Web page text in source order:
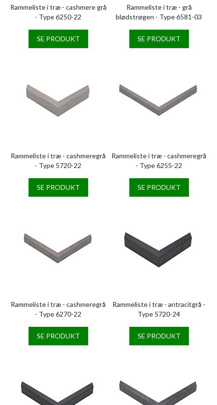
Rammeliste i træ - cashmere grå
- Type 6250-22
SE PRODUKT
Rammeliste i træ - grå
blødstrøgen - Type 6581-03
SE PRODUKT
Rammeliste i træ - cashmeregrå
- Type 5720-22
SE PRODUKT
Rammeliste i træ - cashmeregrå
- Type 6255-22
SE PRODUKT
Rammeliste i træ - cashmeregrå
- Type 6270-22
SE PRODUKT
Rammeliste i træ - antracitgrå -
Type 5720-24
SE PRODUKT